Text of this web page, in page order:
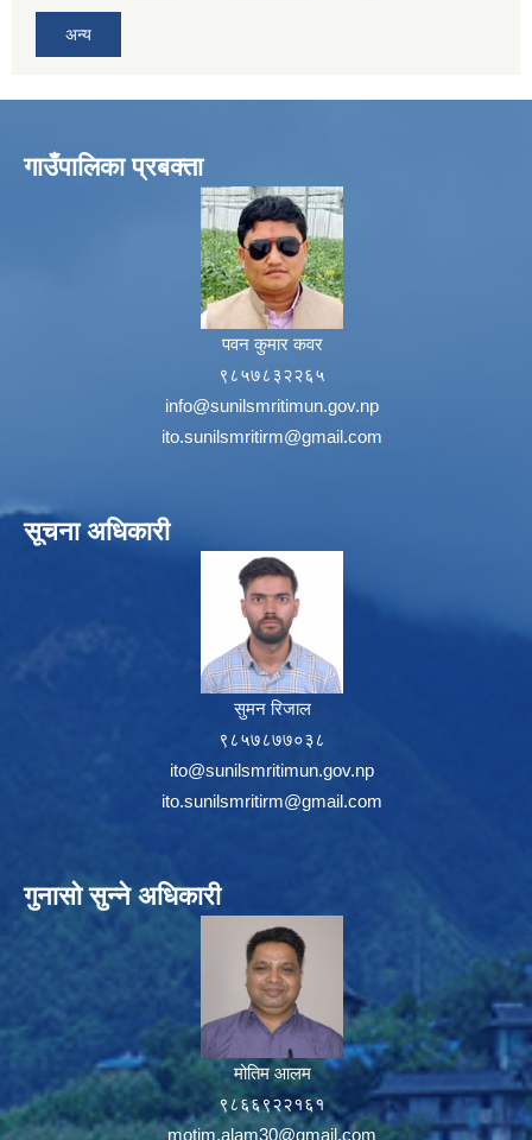
अन्य
गाउँपालिका प्रबक्ता
पवन कुमार कवर
९८५७८३२२६५
info@sunilsmritimun.gov.np
ito.sunilsmritirm@gmail.com
सूचना अधिकारी
सुमन रिजाल
९८५७८७७०३८
ito@sunilsmritimun.gov.np
ito.sunilsmritirm@gmail.com
गुनासो सुन्ने अधिकारी
मोतिम आलम
९८६६९२२१६१
motim.alam30@gmail.com